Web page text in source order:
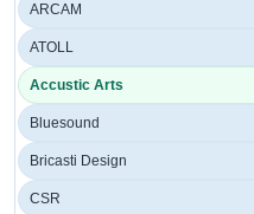
ARCAM
ATOLL
Accustic Arts
Bluesound
Bricasti Design
CSR